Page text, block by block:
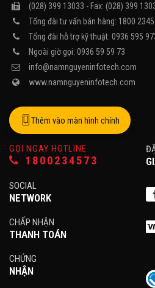
(028) 399 13033 - Fax: (028) 399
Tổng đài tư vấn bán hàng: 1800
Tổng đài hỗ trợ kỹ thuật: 0936 595
Ngoài giờ gọi: 0936 59 59 73
info@namnguyeninfotech.com
www.namnguyeninfotech.com
Thêm vào màn hình chính
GỌI NGAY HOTLINE
1800234573
SOCIAL
NETWORK
CHẤP NHẬN
THANH TOÁN
CHỨNG
NHẬN